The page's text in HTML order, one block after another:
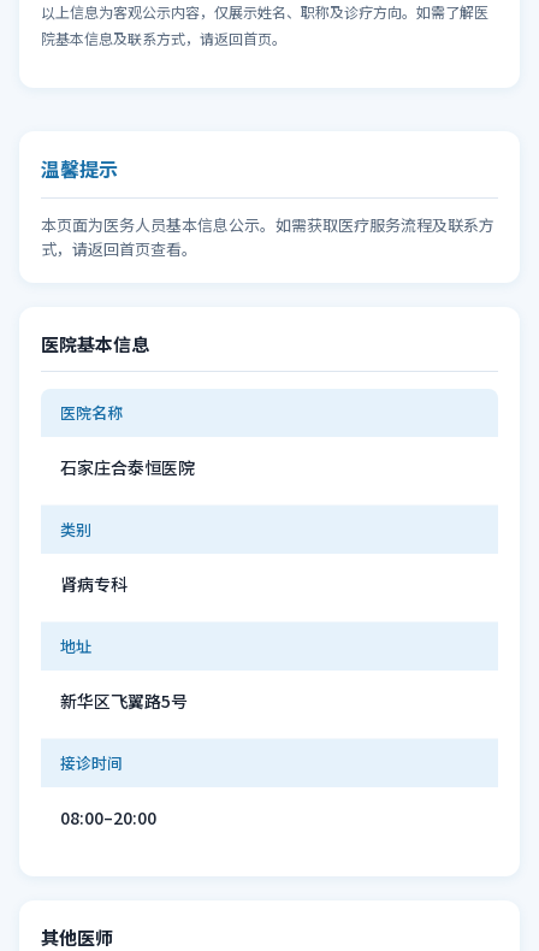
以上信息为客观公示内容，仅展示姓名、职称及诊疗方向。如需了解医
院基本信息及联系方式，请返回首页。
温馨提示
本页面为医务人员基本信息公示。如需获取医疗服务流程及联系方
式，请返回首页查看。
医院基本信息
医院名称
石家庄合泰恒医院
类别
肾病专科
地址
新华区飞翼路5号
接诊时间
08:00–20:00
其他医师